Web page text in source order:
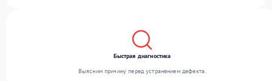
Быстрая диагностика
Выясним причину перед устранением дефекта.